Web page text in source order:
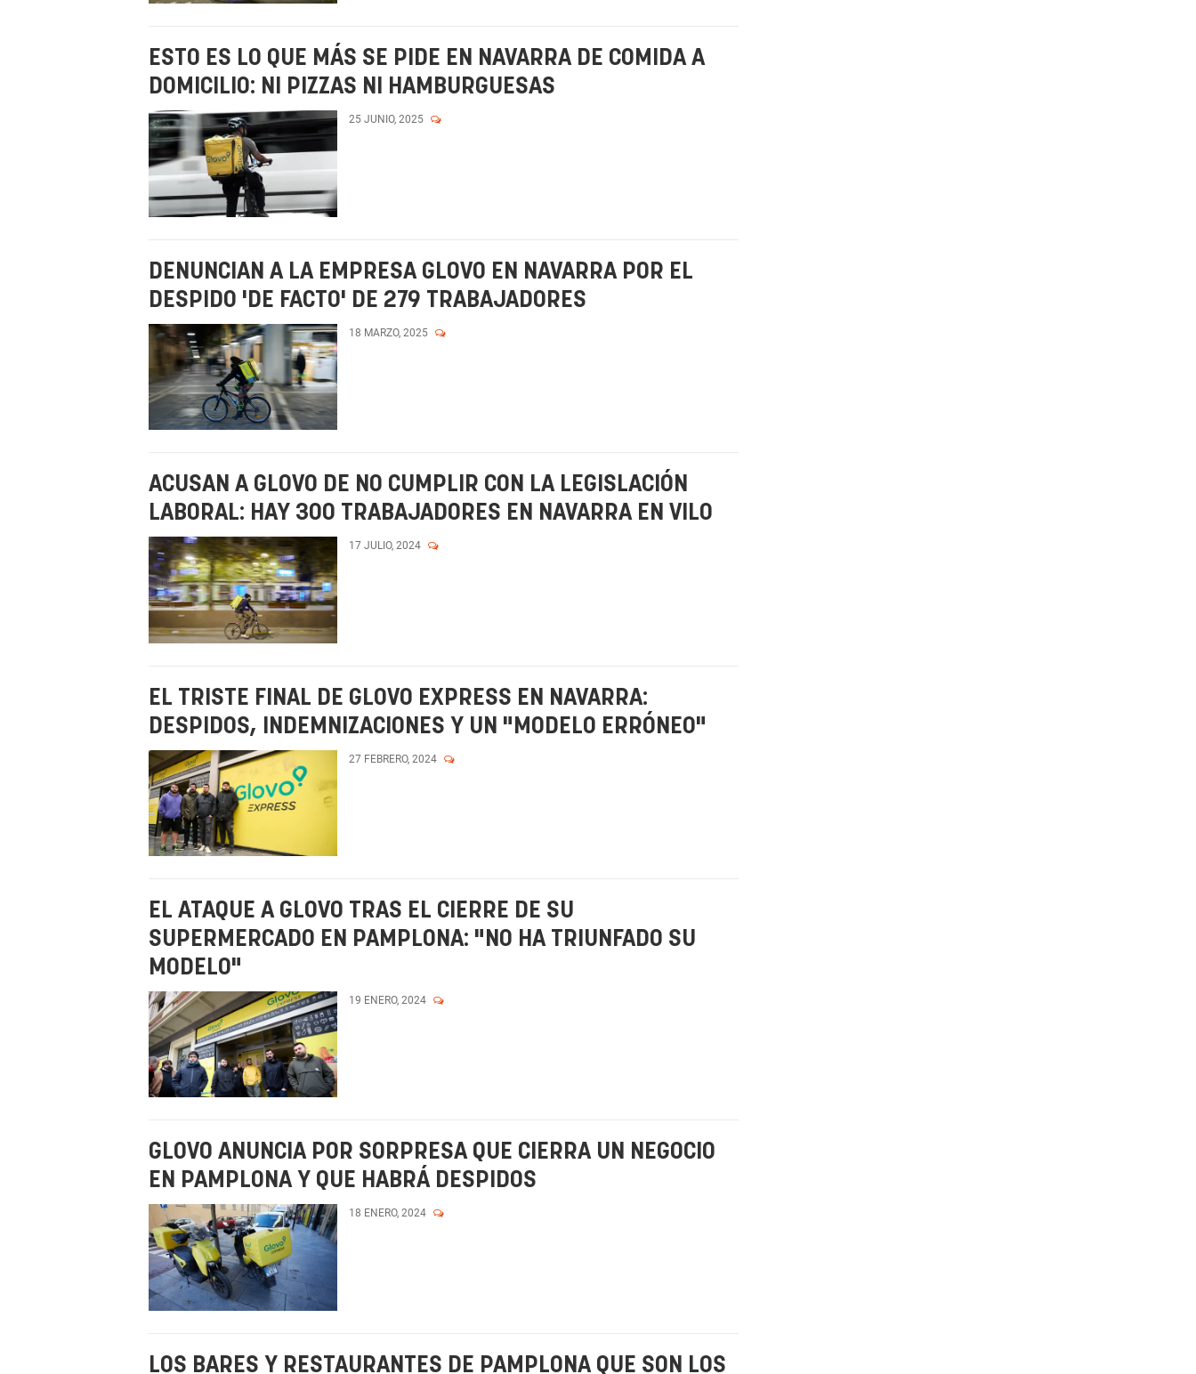
ESTO ES LO QUE MÁS SE PIDE EN NAVARRA DE COMIDA A
DOMICILIO: NI PIZZAS NI HAMBURGUESAS
25 JUNIO, 2025
DENUNCIAN A LA EMPRESA GLOVO EN NAVARRA POR EL
DESPIDO 'DE FACTO' DE 279 TRABAJADORES
18 MARZO, 2025
ACUSAN A GLOVO DE NO CUMPLIR CON LA LEGISLACIÓN
LABORAL: HAY 300 TRABAJADORES EN NAVARRA EN VILO
17 JULIO, 2024
EL TRISTE FINAL DE GLOVO EXPRESS EN NAVARRA:
DESPIDOS, INDEMNIZACIONES Y UN "MODELO ERRÓNEO"
27 FEBRERO, 2024
EL ATAQUE A GLOVO TRAS EL CIERRE DE SU
SUPERMERCADO EN PAMPLONA: "NO HA TRIUNFADO SU
MODELO"
19 ENERO, 2024
GLOVO ANUNCIA POR SORPRESA QUE CIERRA UN NEGOCIO
EN PAMPLONA Y QUE HABRÁ DESPIDOS
18 ENERO, 2024
LOS BARES Y RESTAURANTES DE PAMPLONA QUE SON LOS